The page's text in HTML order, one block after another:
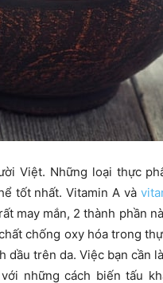
Việt. Những loại thực
tốt nhất. Vitamin A và
may mắn, 2 thành phần
chống oxy hóa trong
dầu trên da. Việc bạn cần
những cách biến tấu